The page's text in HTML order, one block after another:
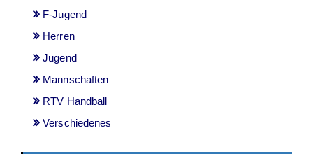
F-Jugend
Herren
Jugend
Mannschaften
RTV Handball
Verschiedenes